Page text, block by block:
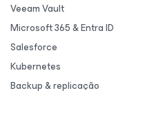
Veeam Vault
Microsoft 365 & Entra ID
Salesforce
Kubernetes
Backup & replicação